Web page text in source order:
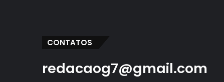
CONTATOS
redacaog7@gmail.com